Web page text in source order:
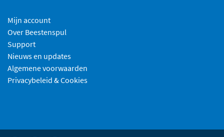
Mijn account
Over Beestenspul
Support
Nieuws en updates
Algemene voorwaarden
Privacybeleid & Cookies